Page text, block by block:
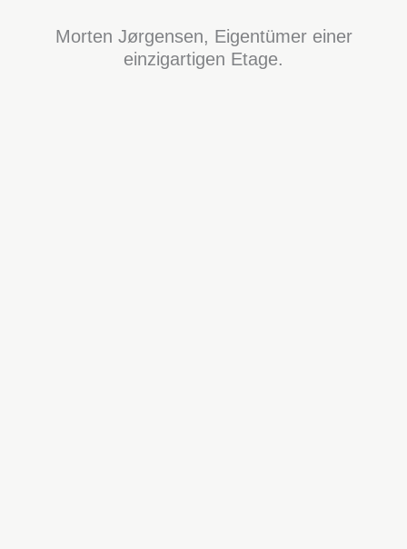
Morten Jørgensen, Eigentümer einer
einzigartigen Etage.